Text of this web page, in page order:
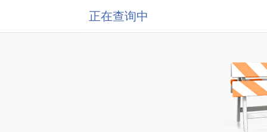
正在查询中